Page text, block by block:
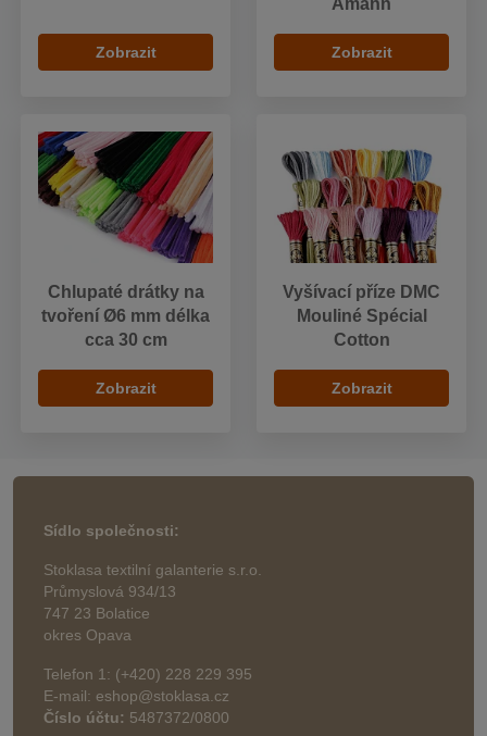
Zobrazit Zobrazit
Chlupaté drátky na
tvoření Ø6 mm délka
cca 30 cm
Zobrazit
Vyšívací příze DMC
Mouliné Spécial
Cotton
Zobrazit
Sídlo společnosti:
Stoklasa textilní galanterie s.r.o.
Průmyslová 934/13
747 23 Bolatice
okres Opava
Telefon 1: (+420) 228 229 395
E-mail: eshop@stoklasa.cz
Číslo účtu: 5487372/0800